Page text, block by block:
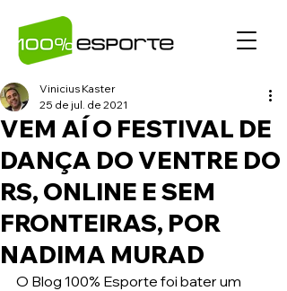
VEM AÍ O FESTIVAL DE
DANÇA DO VENTRE DO
RS, ONLINE E SEM
FRONTEIRAS, POR
NADIMA MURAD
Vinicius Kaster
25 de jul. de 2021
O Blog 100% Esporte foi bater um